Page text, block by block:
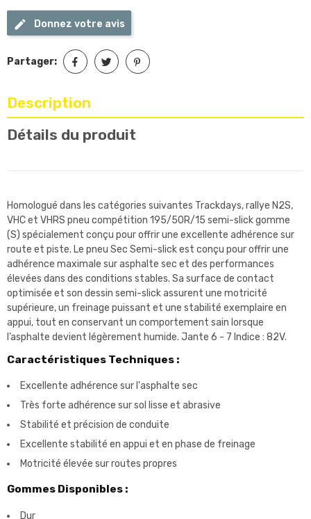
Donnez votre avis
Partager:
Description
Détails du produit
Homologué dans les catégories suivantes Trackdays, rallye N2S,
VHC et VHRS pneu compétition 195/50R/15 semi-slick gomme
(S) spécialement conçu pour offrir une excellente adhérence sur
route et piste. Le pneu Sec Semi-slick est conçu pour offrir une
adhérence maximale sur asphalte sec et des performances
élevées dans des conditions stables. Sa surface de contact
optimisée et son dessin semi-slick assurent une motricité
supérieure, un freinage puissant et une stabilité exemplaire en
appui, tout en conservant un comportement sain lorsque
l’asphalte devient légèrement humide. Jante 6 - 7 Indice : 82V.
Caractéristiques Techniques :
Excellente adhérence sur l'asphalte sec
Très forte adhérence sur sol lisse et abrasive
Stabilité et précision de conduite
Excellente stabilité en appui et en phase de freinage
Motricité élevée sur routes propres
Gommes Disponibles :
Dur